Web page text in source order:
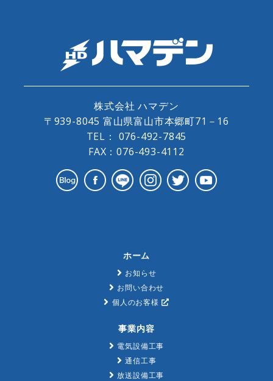
株式会社 ハマデン
〒939-8045 富山県富山市本郷町71－16
TEL： 076-492-7845
FAX：076-493-4112
ホーム
お知らせ
お問い合わせ
個人のお客様
事業内容
電気設備工事
通信工事
放送設備工事